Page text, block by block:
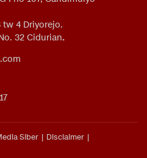
4 Driyorejo.
32 Cidurian.
Siber
Disclaimer